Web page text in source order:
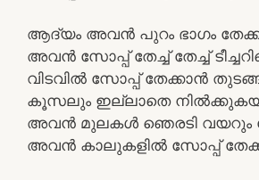
ആദ്യം അവൻ പുറം ഭാഗം
അവൻ സോപ്പ് തേച്ച് തേച്ച്
വിടവിൽ സോപ്പ് തേക്കാൻ
കൂസലും ഇല്ലാതെ
അവൻ മുലകൾ ഞെരടി വയറും
അവൻ കാലുകളിൽ സോപ്പ്